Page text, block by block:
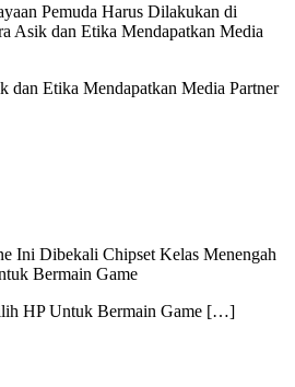
Pemuda Harus Dilakukan di
Asik dan Etika Mendapatkan Media
dan Etika Mendapatkan Media Partner
Ini Dibekali Chipset Kelas Menengah
Bermain Game
HP Untuk Bermain Game […]